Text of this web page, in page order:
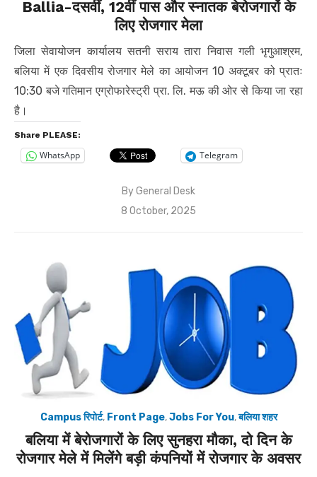
Ballia-दसवीं, 12वीं पास और स्नातक बेरोजगारों के
लिए रोजगार मेला
जिला सेवायोजन कार्यालय सतनी सराय तारा निवास गली भृगुआश्रम,
बलिया में एक दिवसीय रोजगार मेले का आयोजन 10 अक्टूबर को प्रातः
10:30 बजे गतिमान एग्रोफारेस्ट्री प्रा. लि. मऊ की ओर से किया जा रहा
है।
Share PLEASE:
WhatsApp Telegram
ByGeneral Desk
Posted
8 October, 2025
Campus रिपोर्ट, Front Page,Jobs For You,बलिया शहर
बलिया में बेरोजगारों के लिए सुनहरा मौका, दो दिन के
रोजगार मेले में मिलेंगे बड़ी कंपनियों में रोजगार के अवसर